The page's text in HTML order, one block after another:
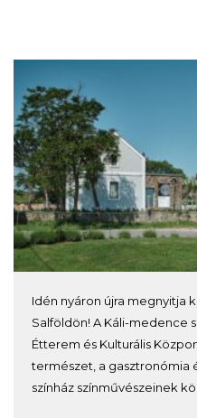
Idén nyáron újra megnyitja
Salföldön! A Káli-medence
Étterem és Kulturális
természet, a gasztronómia
színház színművészeinek